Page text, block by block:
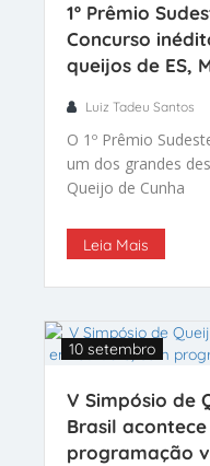
1º Prêmio
Concurso
queijos de ES,
Luiz Tadeu Santos
O 1º Prêmio
um dos grandes
Queijo de Cunha
Leia Mais
V Simpósio de
Brasil
programação
10 setembro